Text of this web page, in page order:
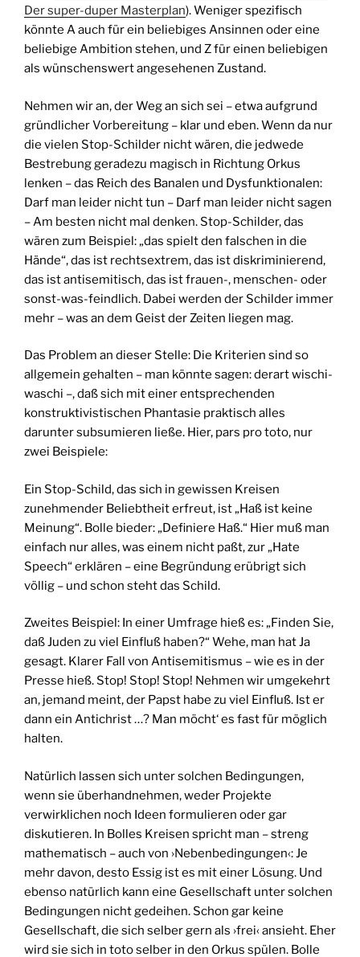
Der super-duper Masterplan). Weniger spezifisch
könnte A auch für ein beliebiges Ansinnen oder eine
beliebige Ambition stehen, und Z für einen beliebigen
als wünschenswert angesehenen Zustand.
Nehmen wir an, der Weg an sich sei – etwa aufgrund
gründlicher Vorbereitung – klar und eben. Wenn da nur
die vielen Stop-Schilder nicht wären, die jedwede
Bestrebung geradezu magisch in Richtung Orkus
lenken – das Reich des Banalen und Dysfunktionalen:
Darf man leider nicht tun – Darf man leider nicht sagen
– Am besten nicht mal denken. Stop-Schilder, das
wären zum Beispiel: „das spielt den falschen in die
Hände“, das ist rechtsextrem, das ist diskriminierend,
das ist antisemitisch, das ist frauen-, menschen- oder
sonst-was-feindlich. Dabei werden der Schilder immer
mehr – was an dem Geist der Zeiten liegen mag.
Das Problem an dieser Stelle: Die Kriterien sind so
allgemein gehalten – man könnte sagen: derart wischi-
waschi –, daß sich mit einer entsprechenden
konstruktivistischen Phantasie praktisch alles
darunter subsumieren ließe. Hier, pars pro toto, nur
zwei Beispiele:
Ein Stop-Schild, das sich in gewissen Kreisen
zunehmender Beliebtheit erfreut, ist „Haß ist keine
Meinung“. Bolle bieder: „Definiere Haß.“ Hier muß man
einfach nur alles, was einem nicht paßt, zur „Hate
Speech“ erklären – eine Begründung erübrigt sich
völlig – und schon steht das Schild.
Zweites Beispiel: In einer Umfrage hieß es: „Finden Sie,
daß Juden zu viel Einfluß haben?“ Wehe, man hat Ja
gesagt. Klarer Fall von Antisemitismus – wie es in der
Presse hieß. Stop! Stop! Stop! Nehmen wir umgekehrt
an, jemand meint, der Papst habe zu viel Einfluß. Ist er
dann ein Antichrist …? Man möcht‘ es fast für möglich
halten.
Natürlich lassen sich unter solchen Bedingungen,
wenn sie überhandnehmen, weder Projekte
verwirklichen noch Ideen formulieren oder gar
diskutieren. In Bolles Kreisen spricht man – streng
mathematisch – auch von ›Nebenbedingungen‹: Je
mehr davon, desto Essig ist es mit einer Lösung. Und
ebenso natürlich kann eine Gesellschaft unter solchen
Bedingungen nicht gedeihen. Schon gar keine
Gesellschaft, die sich selber gern als ›frei‹ ansieht. Eher
wird sie sich in toto selber in den Orkus spülen. Bolle